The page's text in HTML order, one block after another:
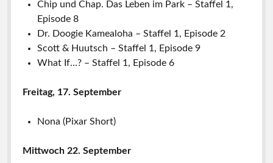
Chip und Chap. Das Leben im Park – Staffel 1,
Episode 8
Dr. Doogie Kamealoha – Staffel 1, Episode 2
Scott & Huutsch – Staffel 1, Episode 9
What If…? – Staffel 1, Episode 6
Freitag, 17. September
Nona (Pixar Short)
Mittwoch 22. September